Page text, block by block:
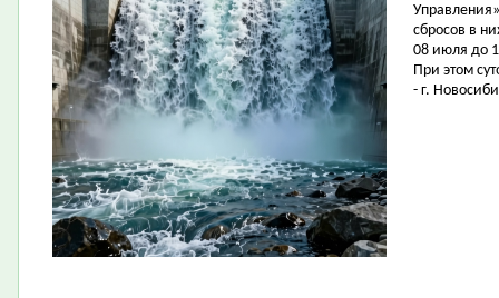
сбросов в
08 июля до
При этом
- г.